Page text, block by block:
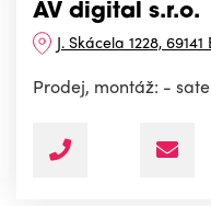
AV digital s.r.o.
J. Skácela 1228,
Prodej, montáž: -